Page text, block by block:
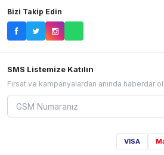
Bizi Takip Edin
SMS Listemize Katılın
Fırsat ve kampanyalardan anında haberdar
VISA